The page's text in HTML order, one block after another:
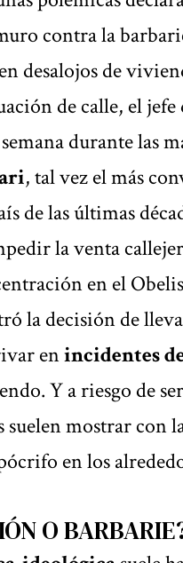
contra la
en desalojos de
de calle, el
durante las
, tal vez el más
de las últimas
la venta
en el
la decisión de
enincidentes
Y a riesgo de
suelen mostrar con
en los
O